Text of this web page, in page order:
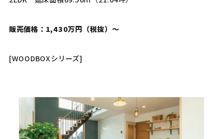
販売価格：1,430万円 （税抜） 〜
[WOODBOXシリーズ]